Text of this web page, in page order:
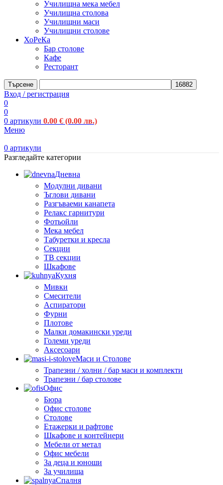
Училищна мека мебел
Училищна столова
Училищни маси
Училищни столове
ХоРеКа
Бар столове
Кафе
Ресторант
Търсене
Вход / регистрация
0
0
0 артикули 0.00 € (0.00 лв.)
Меню
0 артикули
Разгледайте категории
Дневна
Модулни дивани
Ъглови дивани
Разгъваеми канапета
Релакс гарнитури
Фотьойли
Мека мебел
Табуретки и кресла
Секции
ТВ секции
Шкафове
Кухня
Мивки
Смесители
Аспиратори
Фурни
Плотове
Малки домакински уреди
Големи уреди
Аксесоари
Маси и Столове
Трапезни / холни / бар маси и комплекти
Трапезни / бар столове
Офис
Бюра
Офис столове
Столове
Етажерки и рафтове
Шкафове и контейнери
Мебели от метал
Офис мебели
За деца и юноши
За училища
Спалня